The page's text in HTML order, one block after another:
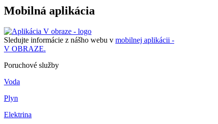
Mobilná aplikácia
Sledujte informácie z nášho webu v mobilnej aplikácii -
V OBRAZE.
Poruchové služby
Voda
Plyn
Elektrina